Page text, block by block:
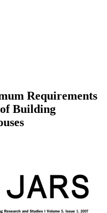
Requirements
Building